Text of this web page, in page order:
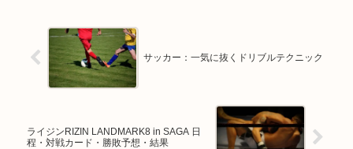
サッカー：一気に抜くドリブルテクニック
ライジンRIZIN LANDMARK8 in SAGA 日
程・対戦カード・勝敗予想・結果